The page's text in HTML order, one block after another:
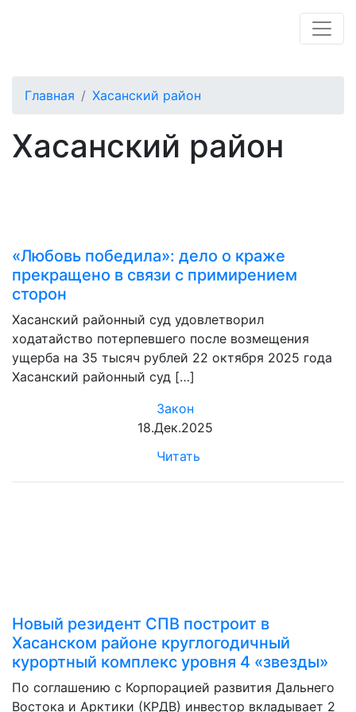
Главная Хасанский район
Хасанский район
«Любовь победила»: дело о краже
прекращено в связи с примирением
сторон
Хасанский районный суд удовлетворил
ходатайство потерпевшего после возмещения
ущерба на 35 тысяч рублей 22 октября 2025 года
Хасанский районный суд […]
Закон
18.Дек.2025
Читать
Новый резидент СПВ построит в
Хасанском районе круглогодичный
курортный комплекс уровня 4 «звезды»
По соглашению с Корпорацией развития Дальнего
Востока и Арктики (КРДВ) инвестор вкладывает 2